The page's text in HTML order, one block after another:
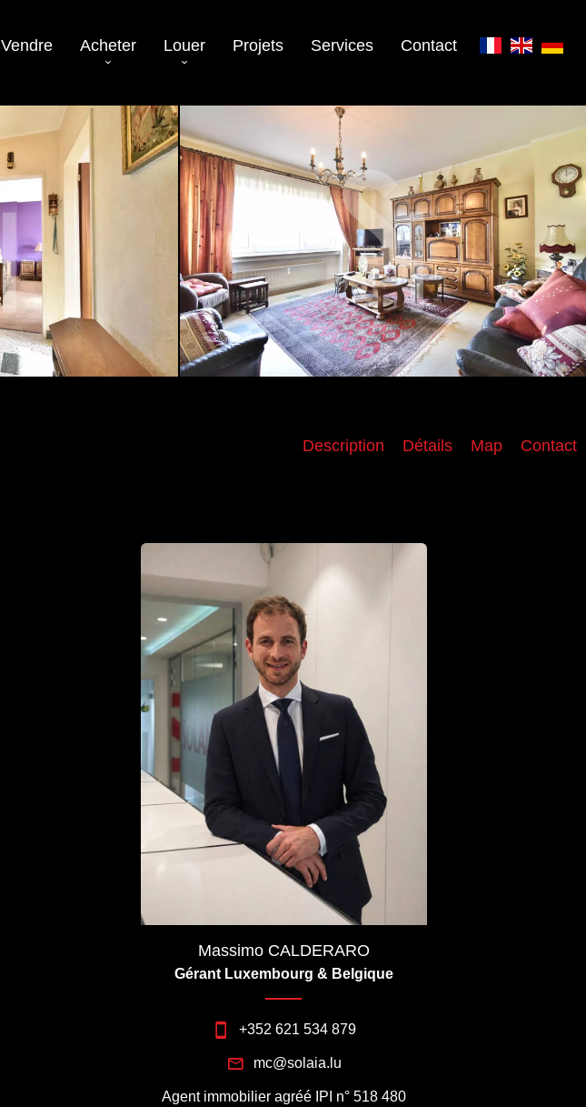
Vendre Acheter Louer Projets Services Contact
Description Détails Map Contact
Massimo CALDERARO
Gérant Luxembourg & Belgique
+352 621 534 879
mc@solaia.lu
Agent immobilier agréé IPI n° 518 480